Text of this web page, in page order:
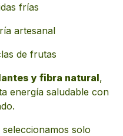
frías
artesanal
de frutas
y fibra natural,
energía saludable con
seleccionamos solo